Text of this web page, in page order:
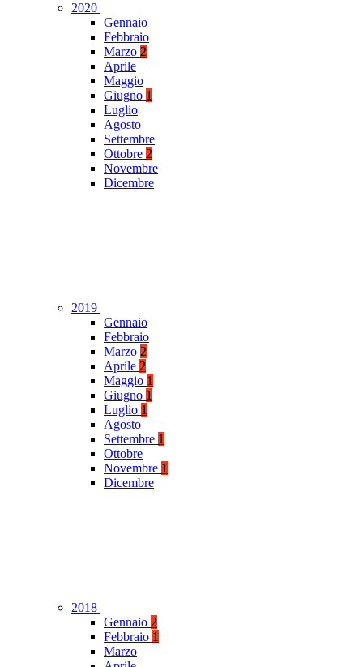
2020
Gennaio
Febbraio
Marzo 2
Aprile
Maggio
Giugno 1
Luglio
Agosto
Settembre
Ottobre 2
Novembre
Dicembre
2019
Gennaio
Febbraio
Marzo 2
Aprile 2
Maggio 1
Giugno 1
Luglio 1
Agosto
Settembre 1
Ottobre
Novembre 1
Dicembre
2018
Gennaio 2
Febbraio 1
Marzo